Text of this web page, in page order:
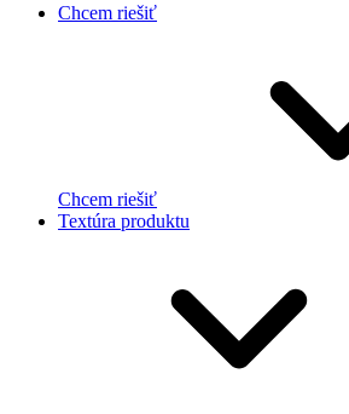
Chcem riešiť
Chcem riešiť
Textúra produktu